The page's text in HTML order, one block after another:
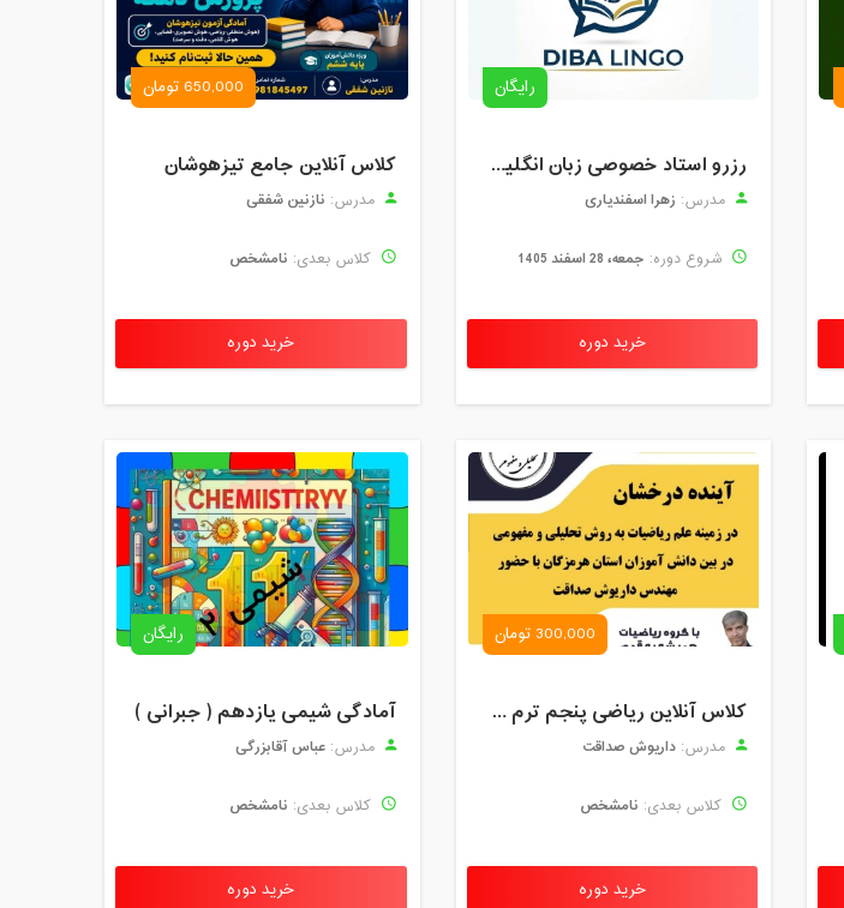
رایگان
رزرو استاد خصوصی زبان انگلیسی | کلاس یک‌نفره با زهرا اسفندیاری + مشاوره رایگان
مدرس: زهرا اسفندیاری
شروع دوره: جمعه، 28 اسفند 1405
خرید دوره
650,000 تومان
کلاس آنلاین جامع تیزهوشان
مدرس: نازنین شفقی
کلاس بعدی: نامشخص
خرید دوره
300,000 تومان
کلاس آنلاین ریاضی پنجم ترم چهارم شهریور 1403
مدرس: داریوش صداقت
کلاس بعدی: نامشخص
خرید دوره
رایگان
آمادگی شیمی یازدهم ( جبرانی )
مدرس: عباس آقابزرگی
کلاس بعدی: نامشخص
خرید دوره